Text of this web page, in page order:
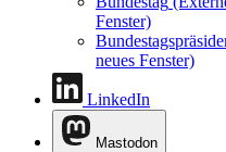
Fenster)
neues Fenster)
LinkedIn
Mastodon